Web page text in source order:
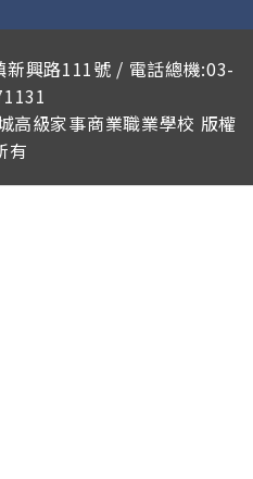
興路111號 / 電話總機:03-
高級家事商業職業學校 版權
有